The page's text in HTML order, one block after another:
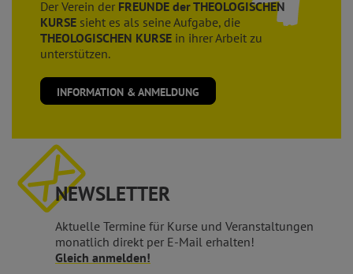
Der Verein der FREUNDE der THEOLOGISCHEN
KURSE sieht es als seine Aufgabe, die
THEOLOGISCHEN KURSE in ihrer Arbeit zu
unterstützen.
INFORMATION & ANMELDUNG
NEWSLETTER
Aktuelle Termine für Kurse und Veranstaltungen
monatlich direkt per E-Mail erhalten!
Gleich anmelden!